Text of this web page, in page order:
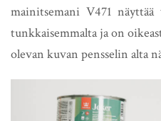
mainitsemani V471 näyttää
tunkkaisemmalta ja on
olevan kuvan pensselin alta